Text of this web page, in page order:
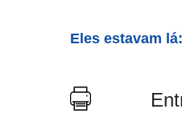
Eles estavam lá: